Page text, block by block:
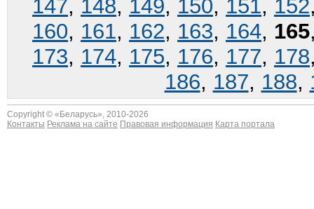
147, 148, 149, 150, 151, 152
160, 161, 162, 163, 164, 165
173, 174, 175, 176, 177, 178
186, 187, 188,
Copyright © « Беларусь», 2010-2026
Контакты Реклама на сайте Правовая информация Карта портала